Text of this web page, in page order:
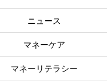
ニュース
マネーケア
マネーリテラシー